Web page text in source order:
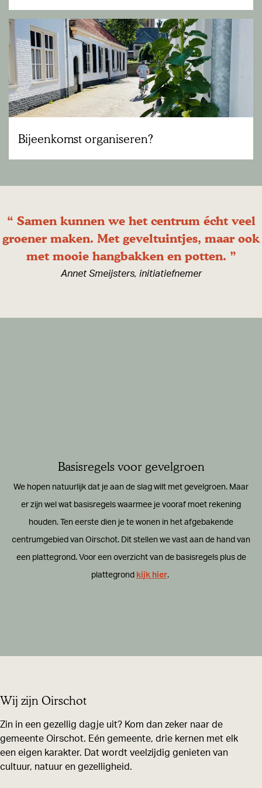
d
Bijeenkomst organiseren?
B
i
e
e
n
s
o
r
“ Samen kunnen we het centrum écht veel
groener maken. Met geveltuintjes, maar ook
met mooie hangbakken en potten. ”
Annet Smeijsters, initiatiefnemer
Basisregels voor gevelgroen
We hopen natuurlijk dat je aan de slag wilt met gevelgroen. Maar
er zijn wel wat basisregels waarmee je vooraf moet rekening
houden. Ten eerste dien je te wonen in het afgebakende
centrumgebied van Oirschot. Dit stellen we vast aan de hand van
een plattegrond. Voor een overzicht van de basisregels plus de
plattegrond kijk hier.
Wij zijn Oirschot
Zin in een gezellig dagje uit? Kom dan zeker naar de
gemeente Oirschot. Eén gemeente, drie kernen met elk
een eigen karakter. Dat wordt veelzijdig genieten van
cultuur, natuur en gezelligheid.